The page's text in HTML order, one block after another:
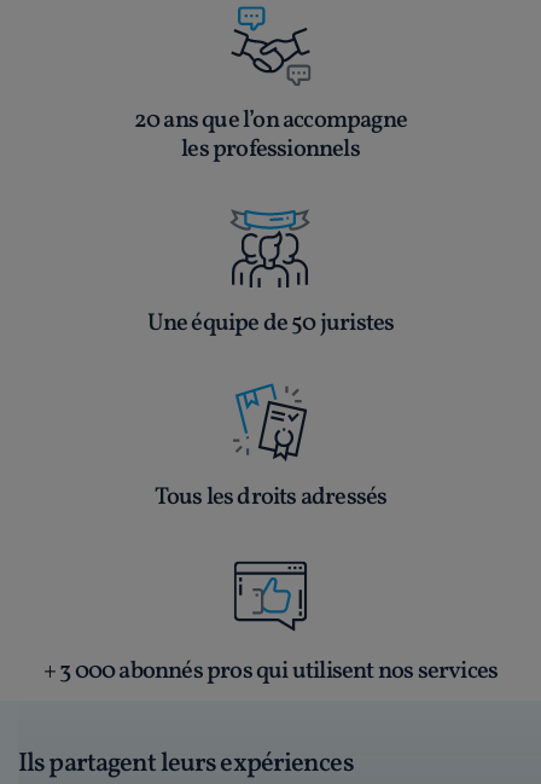
20 ans que l’on accompagne
les professionnels
Une équipe de 50 juristes
Tous les droits adressés
+ 3 000 abonnés pros qui utilisent nos services
Ils partagent leurs expériences